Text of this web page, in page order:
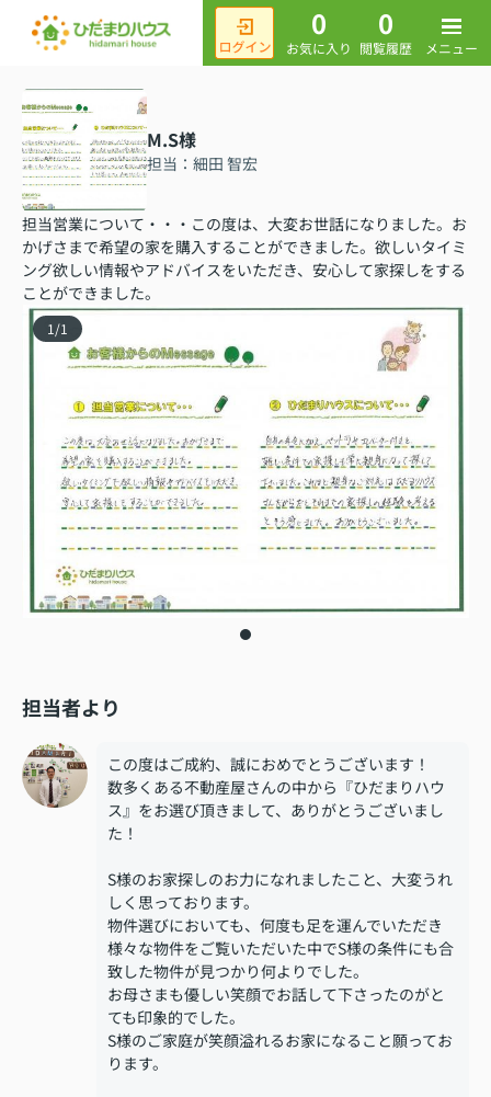
0
お気に入り
0
閲覧履歴 メニュー
M.S様
担当：細田 智宏
担当営業について・・・この度は、大変お世話になりました。お
かげさまで希望の家を購入することができました。欲しいタイミ
ング欲しい情報やアドバイスをいただき、安心して家探しをする
ことができました。
1 /1
担当者より
この度はご成約、誠におめでとうございます！
数多くある不動産屋さんの中から『ひだまりハウ
ス』をお選び頂きまして、ありがとうございまし
た！
S様のお家探しのお力になれましたこと、大変うれ
しく思っております。
物件選びにおいても、何度も足を運んでいただき
様々な物件をご覧いただいた中でS様の条件にも合
致した物件が見つかり何よりでした。
お母さまも優しい笑顔でお話して下さったのがと
ても印象的でした。
S様のご家庭が笑顔溢れるお家になること願ってお
ります。